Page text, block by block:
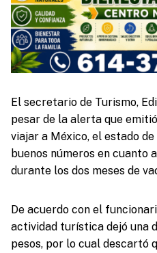
El secretario de Turismo,
pesar de la alerta que
viajar a México, el estado
buenos números en cuanto
durante los dos meses de
De acuerdo con el
actividad turística dejó una
pesos, por lo cual descartó